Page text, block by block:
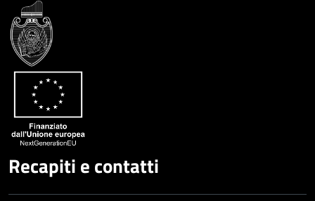
Recapiti e contatti